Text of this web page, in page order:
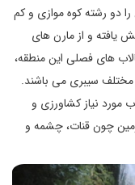
دو رشته کوه موازی و کم
یافته و از مارن های
های فصلی این منطقه،
مختلف سیبری می باشند.
مورد نیاز کشاورزی و
چون قنات، چشمه و